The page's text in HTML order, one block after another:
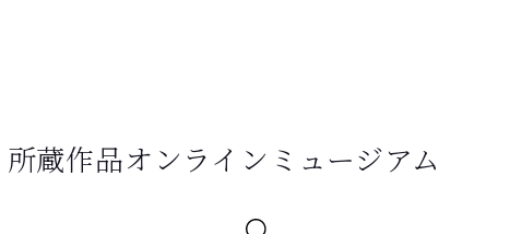
所蔵作品オンラインミュージアム